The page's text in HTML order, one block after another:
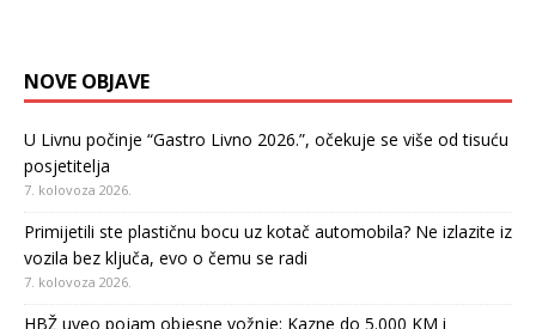
NOVE OBJAVE
U Livnu počinje “Gastro Livno 2026.”, očekuje se više od tisuću
posjetitelja
7. kolovoza 2026.
Primijetili ste plastičnu bocu uz kotač automobila? Ne izlazite iz
vozila bez ključa, evo o čemu se radi
7. kolovoza 2026.
HBŽ uveo pojam objesne vožnje: Kazne do 5.000 KM i